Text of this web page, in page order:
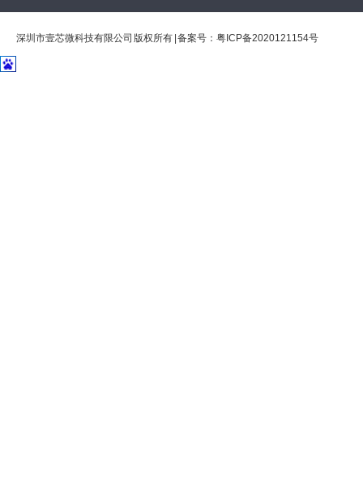
深圳市壹芯微科技有限公司 版权所有 | 备案号：粤ICP备2020121154号